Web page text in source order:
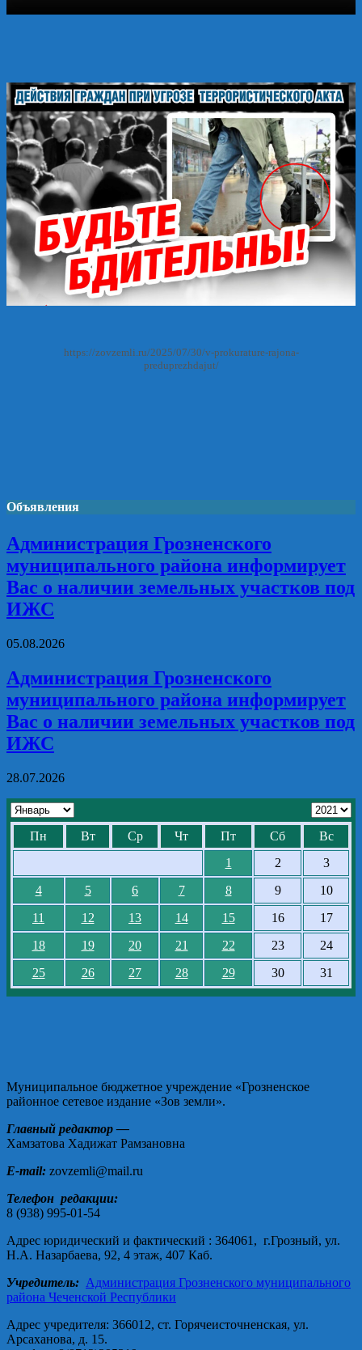
https://zovzemli.ru/2025/07/30/v-prokurature-rajona-
preduprezhdajut/
Объявления
Администрация Грозненского
муниципального района информирует
Вас о наличии земельных участков под
ИЖС
05.08.2026
Администрация Грозненского
муниципального района информирует
Вас о наличии земельных участков под
ИЖС
28.07.2026
Пн Вт Ср Чт Пт Сб
Вс
1
2
3
4
5 6 7 8 9
10
11
12 13 14 15 16
17
18
19 20 21 22 23
24
25
26 27 28 29 30 31
Муниципальное бюджетное учреждение «Грозненское
районное сетевое издание «Зов земли».
Главный редактор —
Хамзатова Хадижат Рамзановна
E-mail: zovzemli@mail.ru
Телефон редакции:
8 (938) 995-01-54
Адрес юридический и фактический : 364061, г.Грозный, ул.
Н.А. Назарбаева, 92, 4 этаж, 407 Каб.
Учредитель: Администрация Грозненского муниципального
района Чеченской Республики
Адрес учредителя: 366012, ст. Горячеисточненская, ул.
Арсаханова, д. 15.